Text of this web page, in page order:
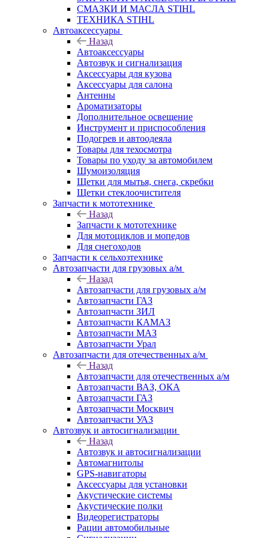
СМАЗКИ И МАСЛА STIHL
ТЕХНИКА STIHL
Автоаксессуары
Назад
Автоаксессуары
Автозвук и сигнализация
Аксессуары для кузова
Аксессуары для салона
Антенны
Ароматизаторы
Дополнительное освещение
Инструмент и приспособления
Подогрев и автоодеяла
Товары для техосмотра
Товары по уходу за автомобилем
Шумоизоляция
Щетки для мытья, снега, скребки
Щетки стеклоочистителя
Запчасти к мототехнике
Назад
Запчасти к мототехнике
Для мотоциклов и мопедов
Для снегоходов
Запчасти к сельхозтехнике
Автозапчасти для грузовых а/м
Назад
Автозапчасти для грузовых а/м
Автозапчасти ГАЗ
Автозапчасти ЗИЛ
Автозапчасти КАМАЗ
Автозапчасти МАЗ
Автозапчасти Урал
Автозапчасти для отечественных а/м
Назад
Автозапчасти для отечественных а/м
Автозапчасти ВАЗ, ОКА
Автозапчасти ГАЗ
Автозапчасти Москвич
Автозапчасти УАЗ
Автозвук и автосигнализации
Назад
Автозвук и автосигнализации
Автомагнитолы
GPS-навигаторы
Аксессуары для установки
Акустические системы
Акустические полки
Видеорегистраторы
Рации автомобильные